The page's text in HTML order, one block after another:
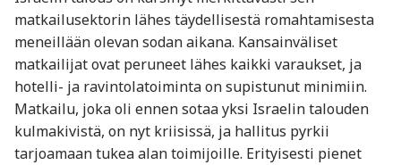
matkailusektorin lähes täydellisestä romahtamisesta
meneillään olevan sodan aikana. Kansainväliset
matkailijat ovat peruneet lähes kaikki varaukset, ja
hotelli- ja ravintolatoiminta on supistunut minimiin.
Matkailu, joka oli ennen sotaa yksi Israelin talouden
kulmakivistä, on nyt kriisissä, ja hallitus pyrkii
tarjoamaan tukea alan toimijoille. Erityisesti pienet